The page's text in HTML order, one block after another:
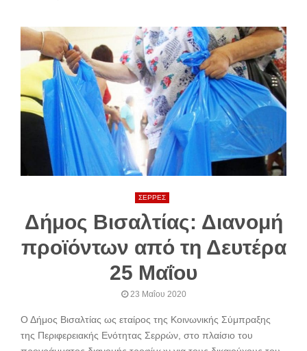
ΣΕΡΡΕΣ
Δήμος Βισαλτίας: Διανομή
προϊόντων από τη Δευτέρα
25 Μαΐου
23 Μαΐου 2020
Ο Δήμος Βισαλτίας ως εταίρος της Κοινωνικής Σύμπραξης
της Περιφερειακής Ενότητας Σερρών, στο πλαίσιο του